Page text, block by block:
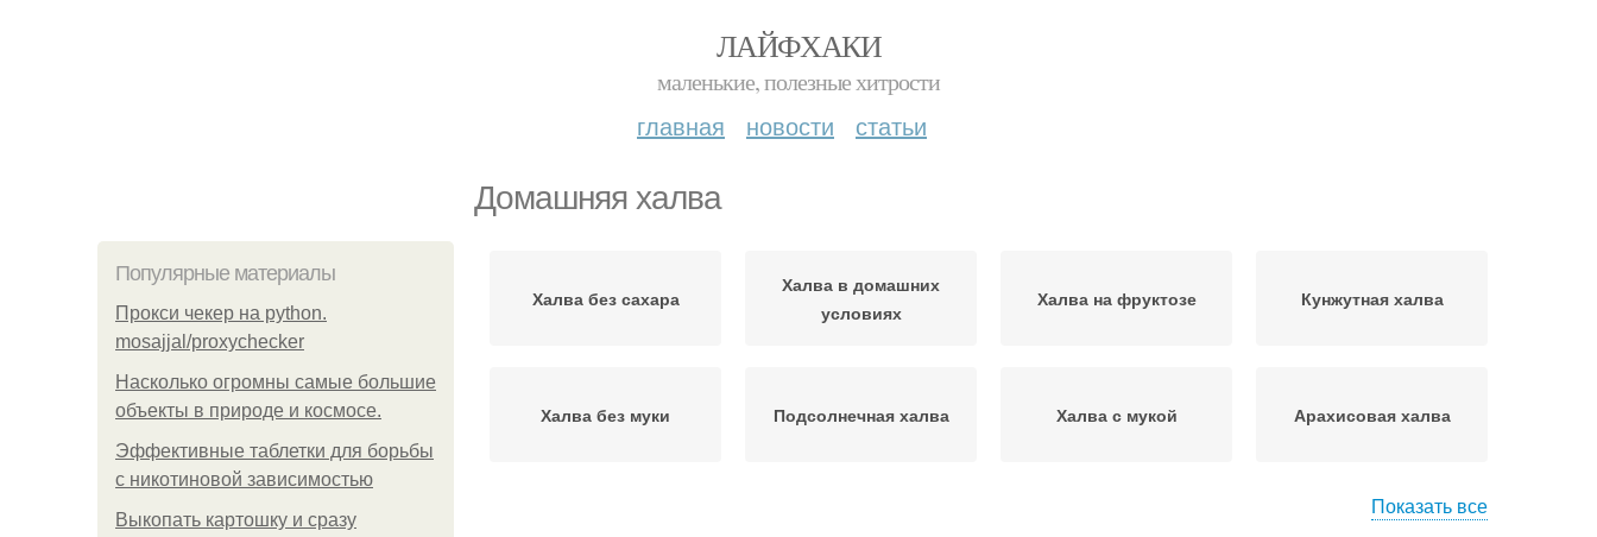
ЛАЙФХАКИ
маленькие, полезные хитрости
главная новости статьи
Домашняя халва
Популярные материалы
Прокси чекер на python.
mosajjal/proxychecker
Насколько огромны самые большие
объекты в природе и космосе.
Эффективные таблетки для борьбы
с никотиновой зависимостью
Выкопать картошку и сразу
Халва без сахара
Халва в домашних
условиях
Халва на фруктозе Кунжутная халва
Халва без муки Подсолнечная халва Халва с мукой Арахисовая халва
Показать все